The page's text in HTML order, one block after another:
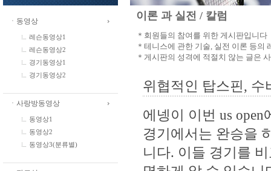
ㆍ동영상
레슨동영상1
레슨동영상2
경기동영상1
경기동영상2
ㆍ사랑방동영상
동영상1
동영상2
동영상3(분류별)
이론 과 실전 / 칼럼
＊회원들의 참여를 위한 게시판입니다
＊테니스에 관한 기술, 실전 이론 등의
＊게시판의 성격에 적절치 않는 글은
위협적인 탑스핀, 수
에넹이 이번 us
경기에서는 완승을
니다. 이들 경기를